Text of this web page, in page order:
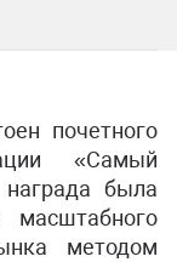
почетного
«Самый
была
методом